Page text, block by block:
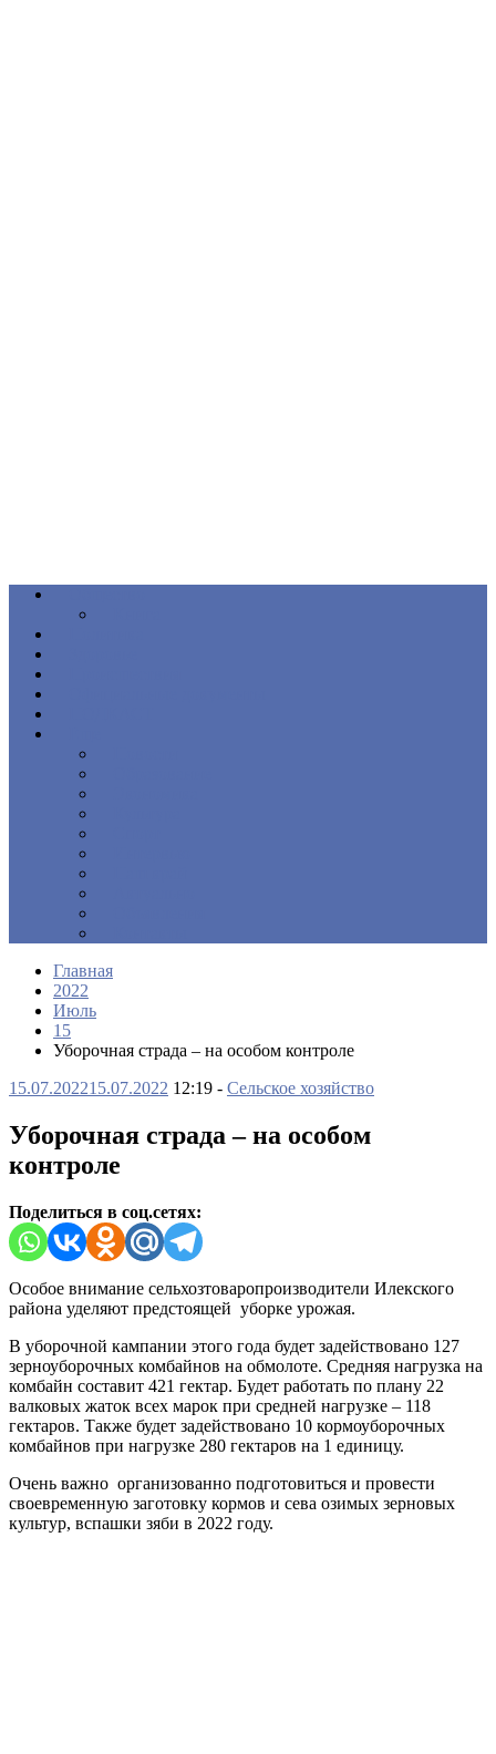
Главная
2022
Июль
15
Уборочная страда – на особом контроле
15.07.202215.07.2022 12:19 - Сельское хозяйство
Уборочная страда – на особом
контроле
Поделиться в соц.сетях:
Особое внимание сельхозтоваропроизводители Илекского
района уделяют предстоящей уборке урожая.
В уборочной кампании этого года будет задействовано 127
зерноуборочных комбайнов на обмолоте. Средняя нагрузка на
комбайн составит 421 гектар. Будет работать по плану 22
валковых жаток всех марок при средней нагрузке – 118
гектаров. Также будет задействовано 10 кормоуборочных
комбайнов при нагрузке 280 гектаров на 1 единицу.
Очень важно организованно подготовиться и провести
своевременную заготовку кормов и сева озимых зерновых
культур, вспашки зяби в 2022 году.